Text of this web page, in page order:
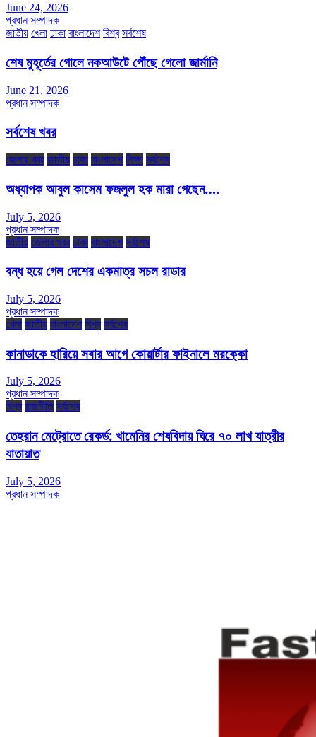
June 24, 2026
প্রধান সম্পাদক
জাতীয় খেলা ঢাকা বাংলাদেশ বিশ্ব সর্বশেষ
শেষ মুহূর্তের গোলে নকআউটে পৌঁছে গেলো জার্মানি
June 21, 2026
প্রধান সম্পাদক
সর্বশেষ খবর
জেলার খবর জাতীয় ঢাকা বাংলাদেশ শিক্ষা সর্বশেষ
অধ্যাপক আবুল কাসেম ফজলুল হক মারা গেছেন….
July 5, 2026
প্রধান সম্পাদক
জাতীয় জেলার খবর ঢাকা বাংলাদেশ সর্বশেষ
বন্ধ হয়ে গেল দেশের একমাত্র সচল রাডার
July 5, 2026
প্রধান সম্পাদক
খেলা জাতীয় বাংলাদেশ বিশ্ব সর্বশেষ
কানাডাকে হারিয়ে সবার আগে কোয়ার্টার ফাইনালে মরক্কো
July 5, 2026
প্রধান সম্পাদক
বিশ্ব রাজনীতি সর্বশেষ
তেহরান মেট্রোতে রেকর্ড: খামেনির শেষবিদায় ঘিরে ৭০ লাখ যাত্রীর
যাতায়াত
July 5, 2026
প্রধান সম্পাদক